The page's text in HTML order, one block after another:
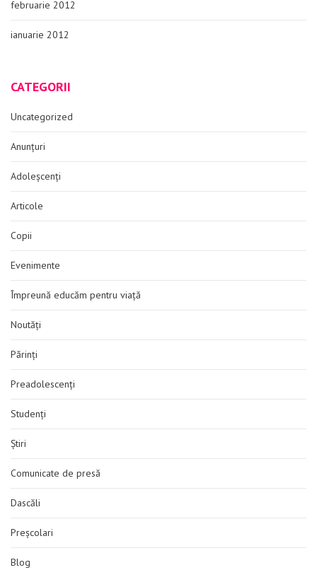
februarie 2012
ianuarie 2012
CATEGORII
Uncategorized
Anunțuri
Adoleșcenți
Articole
Copii
Evenimente
Împreună educăm pentru viață
Noutăți
Părinți
Preadolescenți
Studenți
Știri
Comunicate de presă
Dascăli
Preșcolari
Blog